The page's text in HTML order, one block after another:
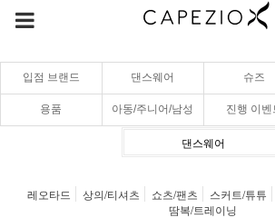
입점 브랜드 댄스웨어 슈즈
용품 아동/주니어/남성 진행 이벤
댄스웨어
레오타드 상의/티셔츠 쇼츠/팬츠 스커트/튜튜
땀복/트레이닝